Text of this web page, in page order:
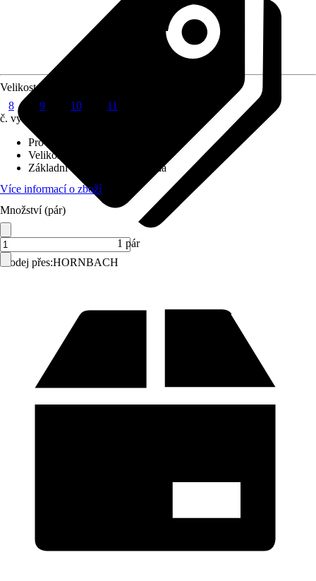
Prodej přes:HORNBACH
Velikost
8
9 10
11
č. výrobku
Provedení
Velikost
Základní barva
Zelená, Hnědá
Více informací o zboží
Množství (pár)
1 pár